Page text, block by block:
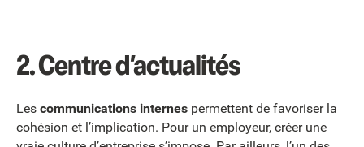
2.Centre d’actualités
Les communications internes permettent de favoriser la
cohésion et l’implication. Pour un employeur, créer une